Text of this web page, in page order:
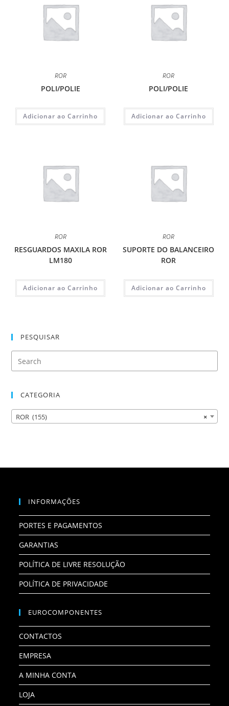
ROR
POLI/POLIE
Adicionar ao Carrinho
ROR
POLI/POLIE
Adicionar ao Carrinho
ROR
RESGUARDOS MAXILA ROR
LM180
Adicionar ao Carrinho
ROR
SUPORTE DO BALANCEIRO
ROR
Adicionar ao Carrinho
PESQUISAR
CATEGORIA
×
ROR (155)
INFORMAÇÕES
PORTES E PAGAMENTOS
GARANTIAS
POLÍTICA DE LIVRE RESOLUÇÃO
POLÍTICA DE PRIVACIDADE
EUROCOMPONENTES
CONTACTOS
EMPRESA
A MINHA CONTA
LOJA